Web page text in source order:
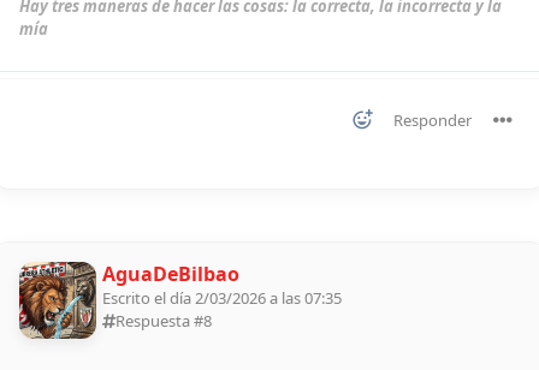
Hay tres maneras de hacer las cosas: la correcta, la incorrecta y la
mía
Responder
AguaDeBilbao
Escrito el día 2/03/2026 a las 07:35
Respuesta #8